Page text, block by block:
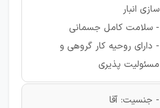
سازی انبار
- سلامت کامل جسمانی
- دارای روحیه کار گروهی و
مسئولیت پذیری
- جنسیت: آقا